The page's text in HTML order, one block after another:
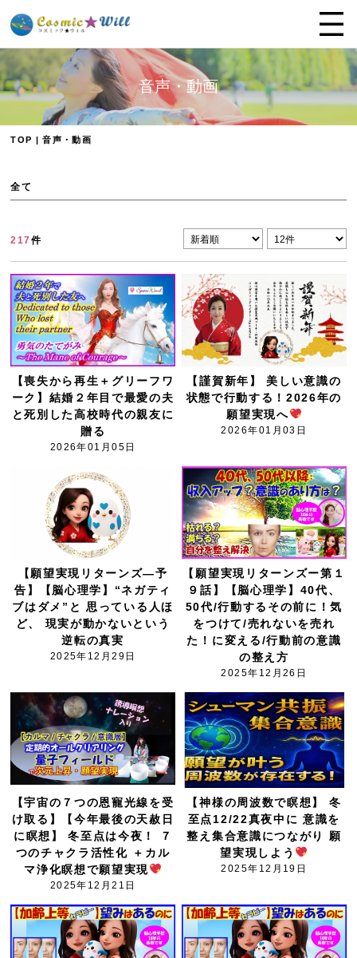
音声・動画
TOP | 音声・動画
全て
217件
【喪失から再生＋グリーフワ
ーク】結婚２年目で最愛の夫
と死別した高校時代の親友に
贈る
2026年01月05日
【謹賀新年】 美しい意識の
状態で行動する！2026年の
願望実現へ
2026年01月03日
【願望実現リターンズ―予
告】【脳心理学】“ネガティ
ブはダメ”と 思っている人ほ
ど、 現実が動かないという
逆転の真実
2025年12月29日
【願望実現リターンズー第１
９話】【脳心理学】40代、
50代/行動するその前に！気
をつけて/売れないを売れ
た！に変える/行動前の意識
の整え方
2025年12月26日
【宇宙の７つの恩寵光線を受
け取る】【今年最後の天赦日
に瞑想】 冬至点は今夜！ ７
つのチャクラ活性化 ＋カル
マ浄化瞑想で願望実現
2025年12月21日
【神様の周波数で瞑想】 冬
至点12/22真夜中に 意識を
整え集合意識につながり 願
望実現しよう
2025年12月19日